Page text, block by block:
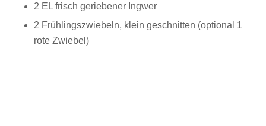
2 EL frisch geriebener Ingwer
2 Frühlingszwiebeln, klein geschnitten (optional 1
rote Zwiebel)